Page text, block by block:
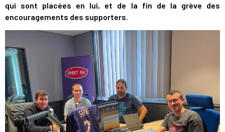
qui sont placées en lui, et de la fin de la grève des
encouragements des supporters.